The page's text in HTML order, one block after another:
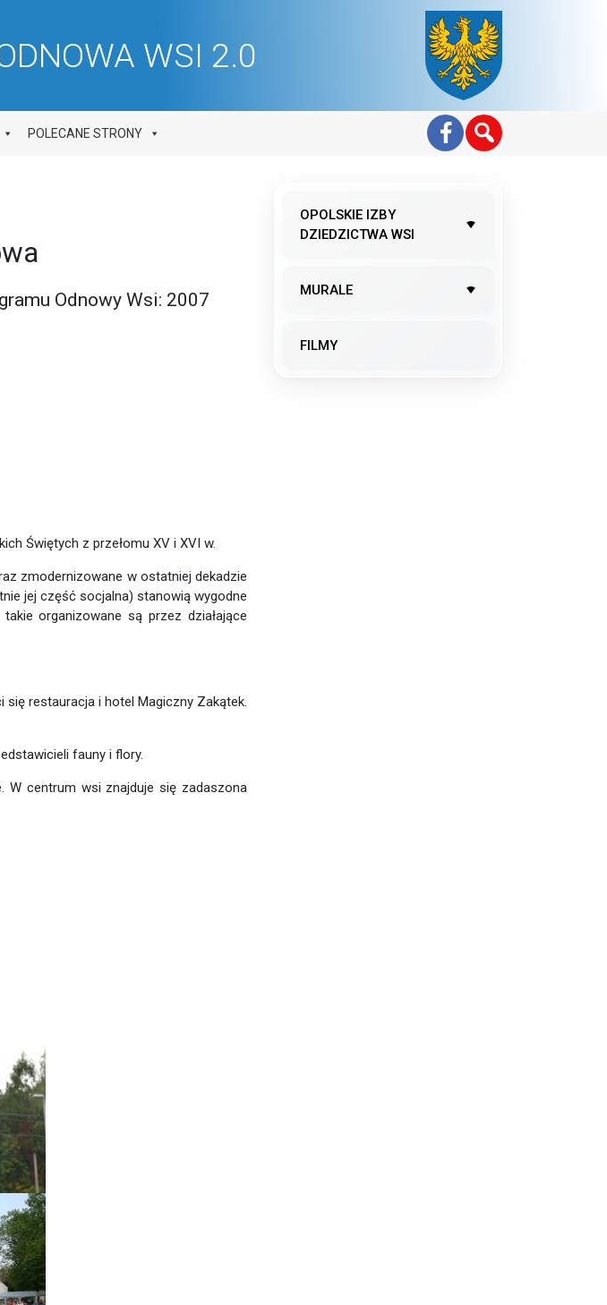
WSI 2.0
POLECANE STRONY
Odnowy Wsi: 2007
Świętych z przełomu XV i XVI w.
zmodernizowane w ostatniej dekadzie
jej część socjalna) stanowią wygodne
organizowane są przez działające
się restauracja i hotel Magiczny Zakątek.
fauny i flory.
W centrum wsi znajduje się zadaszona
OPOLSKIE IZBY
DZIEDZICTWA WSI
MURALE
FILMY